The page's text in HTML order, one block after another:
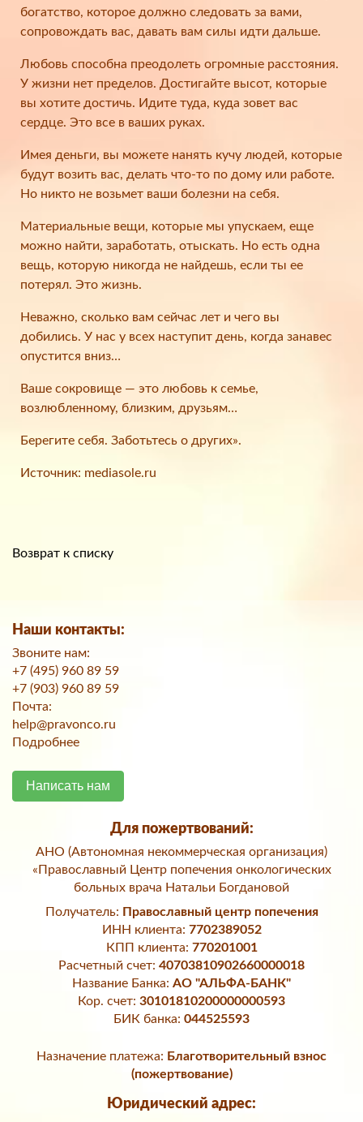
богатство, которое должно следовать за вами,
сопровождать вас, давать вам силы идти дальше.
Любовь способна преодолеть огромные расстояния.
У жизни нет пределов. Достигайте высот, которые
вы хотите достичь. Идите туда, куда зовет вас
сердце. Это все в ваших руках.
Имея деньги, вы можете нанять кучу людей, которые
будут возить вас, делать что-то по дому или работе.
Но никто не возьмет ваши болезни на себя.
Материальные вещи, которые мы упускаем, еще
можно найти, заработать, отыскать. Но есть одна
вещь, которую никогда не найдешь, если ты ее
потерял. Это жизнь.
Неважно, сколько вам сейчас лет и чего вы
добились. У нас у всех наступит день, когда занавес
опустится вниз…
Ваше сокровище — это любовь к семье,
возлюбленному, близким, друзьям…
Берегите себя. Заботьтесь о других».
Источник: mediasole.ru
Возврат к списку
Наши контакты:
Звоните нам:
+7 (495) 960 89 59
+7 (903) 960 89 59
Почта:
help@pravonco.ru
Подробнее
Написать нам
Для пожертвований:
АНО (Автономная некоммерческая организация)
«Православный Центр попечения онкологических
больных врача Натальи Богдановой
Получатель: Православный центр попечения
ИНН клиента: 7702389052
КПП клиента: 770201001
Расчетный счет: 40703810902660000018
Название Банка: АО "АЛЬФА-БАНК"
Кор. счет: 30101810200000000593
БИК банка: 044525593
Назначение платежа: Благотворительный взнос
(пожертвование)
Юридический адрес: